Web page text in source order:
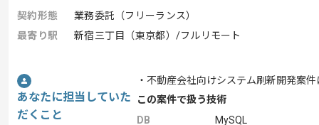
契約形態
業務委託（フリーランス）
最寄り駅
新宿三丁目（東京都）/フルリモート
あなたに担当していた
だくこと
・不動産会社向けシステム刷新開発案
この案件で扱う技術
DB
MySQL